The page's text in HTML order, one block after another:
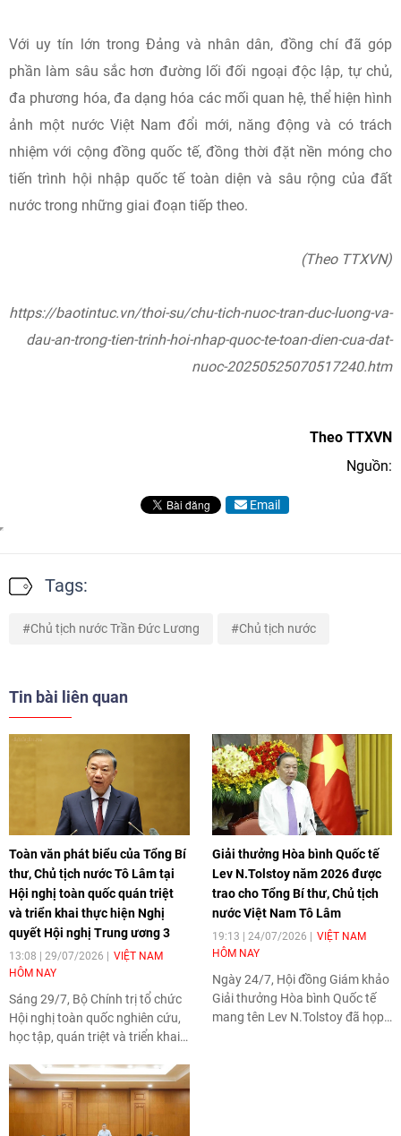
Với uy tín lớn trong Đảng và nhân dân, đồng chí đã góp
phần làm sâu sắc hơn đường lối đối ngoại độc lập, tự chủ,
đa phương hóa, đa dạng hóa các mối quan hệ, thể hiện hình
ảnh một nước Việt Nam đổi mới, năng động và có trách
nhiệm với cộng đồng quốc tế, đồng thời đặt nền móng cho
tiến trình hội nhập quốc tế toàn diện và sâu rộng của đất
nước trong những giai đoạn tiếp theo.
(Theo TTXVN)
https://baotintuc.vn/thoi-su/chu-tich-nuoc-tran-duc-luong-va-
dau-an-trong-tien-trinh-hoi-nhap-quoc-te-toan-dien-cua-dat-
nuoc-20250525070517240.htm
Theo TTXVN
Nguồn:
Email
Tags:
Chủ tịch nước Trần Đức Lương Chủ tịch nước
Tin bài liên quan
Toàn văn phát biểu của Tổng Bí
thư, Chủ tịch nước Tô Lâm tại
Hội nghị toàn quốc quán triệt
và triển khai thực hiện Nghị
quyết Hội nghị Trung ương 3
13:08 | 29/07/2026
VIỆT NAM
HÔM NAY
Sáng 29/7, Bộ Chính trị tổ chức
Hội nghị toàn quốc nghiên cứu,
học tập, quán triệt và triển khai
lần thứ ba Ban Chấp hành Trung
ương Đảng khóa XIV. Tổng Bí
thư, Chủ tịch nước Tô Lâm đã có
bài phát biểu chỉ đạo quan
Giải thưởng Hòa bình Quốc tế
Lev N.Tolstoy năm 2026 được
trao cho Tổng Bí thư, Chủ tịch
nước Việt Nam Tô Lâm
19:13 | 24/07/2026
VIỆT NAM
HÔM NAY
Ngày 24/7, Hội đồng Giám khảo
Giải thưởng Hòa bình Quốc tế
mang tên Lev N.Tolstoy đã họp,